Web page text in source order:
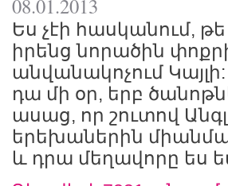
08.01.2013
Ես չէի հասկանում, թե
իրենց նորածին
անվանակոչում
դա մի օր, երբ
ասաց, որ շուտով
երեխաներին
և դրա մեղավորը ես